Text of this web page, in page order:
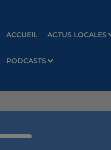
ACCUEIL ACTUS LOCALES
PODCASTS